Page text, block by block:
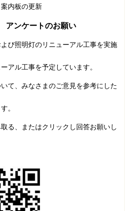
内板の更新
アンケートのお願い
び照明灯のリニューアル工事を実施
アル工事を予定しています。
て、みなさまのご意見を参考にした
。
る、またはクリックし回答お願いし